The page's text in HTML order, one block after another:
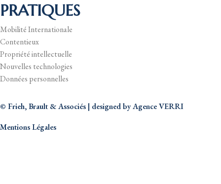
PRATIQUES
Mobilité Internationale
Contentieux
Propriété intellectuelle
Nouvelles technologies
Données personnelles
© Frieh, Brault & Associés | designed byAgence VERRI
Mentions Légales